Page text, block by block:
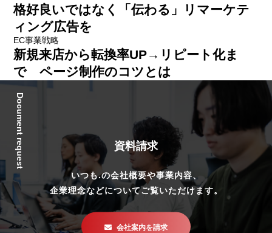
格好良いではなく「伝わる」リマーケテ
ィング広告を
EC事業戦略
新規来店から転換率UP→リピート化ま
で ページ制作のコツとは
Document request 資料請求
いつも.の会社概要や事業内容、
企業理念などについてご覧いただけます。
会社案内を請求